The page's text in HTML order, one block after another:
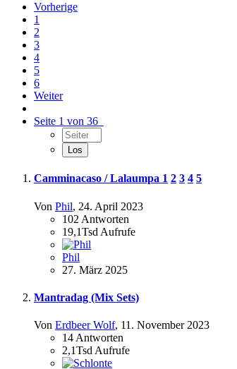
Vorherige
1
2
3
4
5
6
Weiter
Seite 1 von 36
Camminacaso / Lalaumpa 1 2 3 4 5
Von Phil, 24. April 2023
102 Antworten
19,1Tsd Aufrufe
Phil
27. März 2025
Mantradag (Mix Sets)
Von Erdbeer Wolf, 11. November 2023
14 Antworten
2,1Tsd Aufrufe